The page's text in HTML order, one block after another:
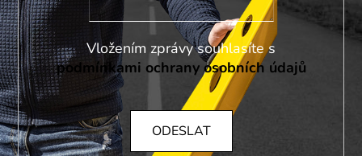
podmínkami ochrany osobních údajů
ODESLAT